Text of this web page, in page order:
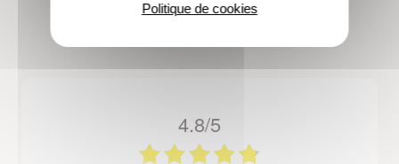
4.8/5
Politique de cookies